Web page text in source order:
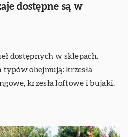
dostępne są w
dostępnych w sklepach.
obejmują: krzesła
krzesła loftowe i bujaki.